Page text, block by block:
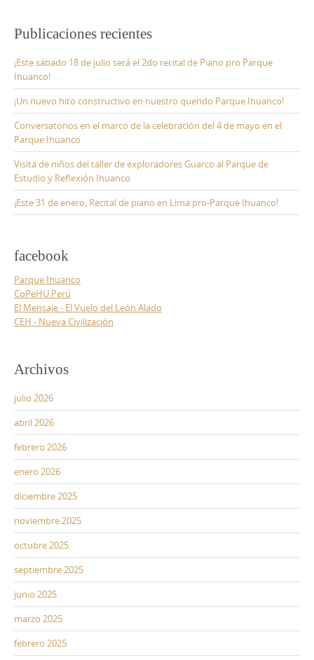
Publicaciones recientes
¡Este sábado 18 de julio será el 2do recital de Piano pro Parque
Ihuanco!
¡Un nuevo hito constructivo en nuestro querido Parque Ihuanco!
Conversatorios en el marco de la celebración del 4 de mayo en el
Parque Ihuanco
Visita de niños del taller de exploradores Guarco al Parque de
Estudio y Reflexión Ihuanco
¡Este 31 de enero, Recital de piano en Lima pro-Parque Ihuanco!
facebook
Parque Ihuanco
CoPeHU Perú
El Mensaje - El Vuelo del León Alado
CEH - Nueva Civilización
Archivos
julio 2026
abril 2026
febrero 2026
enero 2026
diciembre 2025
noviembre 2025
octubre 2025
septiembre 2025
junio 2025
marzo 2025
febrero 2025